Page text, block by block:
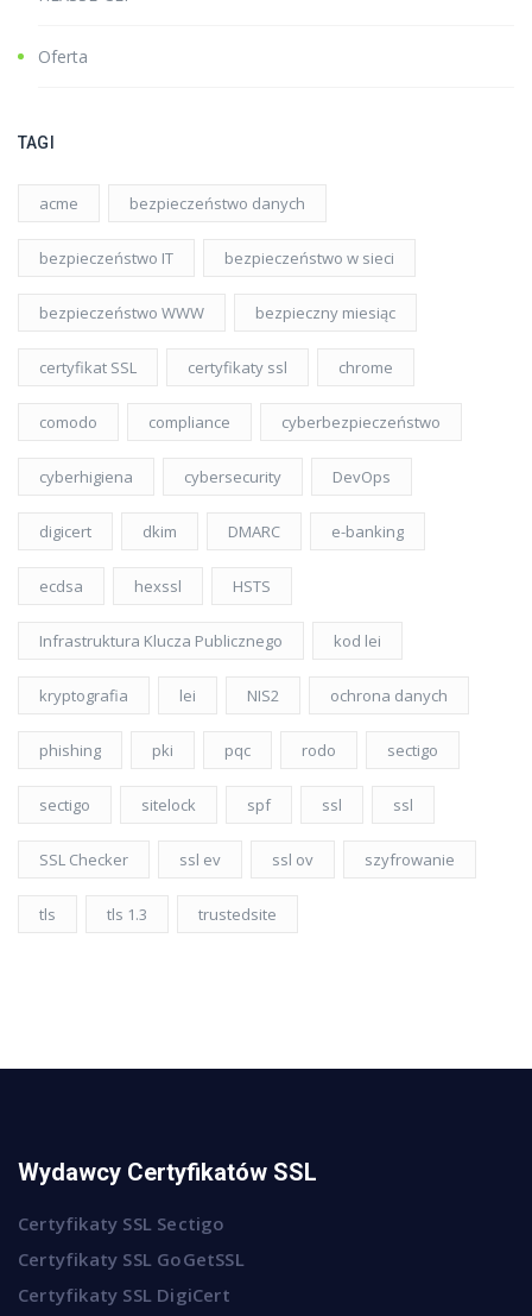
Oferta
TAGI
acme bezpieczeństwo danych
bezpieczeństwo IT bezpieczeństwo w sieci
bezpieczeństwo WWW bezpieczny miesiąc
certyfikat SSL certyfikaty ssl chrome
comodo compliance cyberbezpieczeństwo
cyberhigiena cybersecurity DevOps
digicert dkim DMARC e-banking
ecdsa hexssl HSTS
Infrastruktura Klucza Publicznego kod lei
kryptografia lei NIS2 ochrona danych
phishing pki pqc rodo sectigo
sectigo sitelock spf ssl ssl
SSL Checker ssl ev ssl ov szyfrowanie
tls tls 1.3 trustedsite
Wydawcy Certyfikatów SSL
Certyfikaty SSL Sectigo
Certyfikaty SSL GoGetSSL
Certyfikaty SSL DigiCert